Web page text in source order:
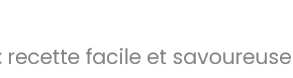
facile et savoureuse